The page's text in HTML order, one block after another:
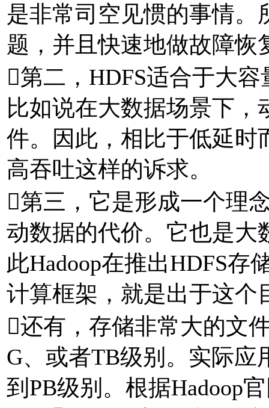
是非常司空见惯的事情。
题，并且快速地做故障恢
第二，HDFS适合于大
比如说在大数据场景下，
件。因此，相比于低延时
高吞吐这样的诉求。
第三，它是形成一个理
动数据的代价。它也是大
此Hadoop在推出HDFS存
计算框架，就是出于这个
还有，存储非常大的文
G、或者TB级别。实际
到PB级别。根据Hadoop